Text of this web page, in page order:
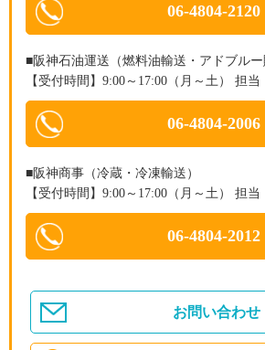
06-4804-2120
■阪神石油運送（燃料油輸送・アドブルー
【受付時間】9:00～17:00（月～土） 担
06-4804-2006
■阪神商事（冷蔵・冷凍輸送）
【受付時間】9:00～17:00（月～土） 担
06-4804-2012
お問い合わせ